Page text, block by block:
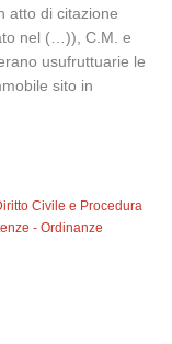
atto di citazione
nel (…)), C.M. e
usufruttuarie le
sito in
Civile e Procedura
- Ordinanze